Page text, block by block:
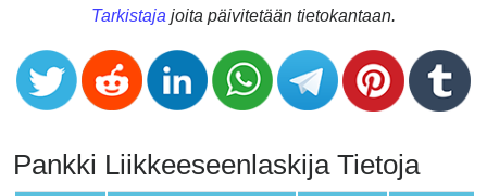
Credit
Card
Validator
Card
Generator
Tarkistaja joita päivitetään tietokantaan.
Pankki Liikkeeseenlaskija Tietoja